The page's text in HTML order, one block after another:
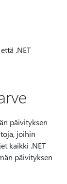
.NET
päivityksen
joihin
kaikki .NET
päivityksen